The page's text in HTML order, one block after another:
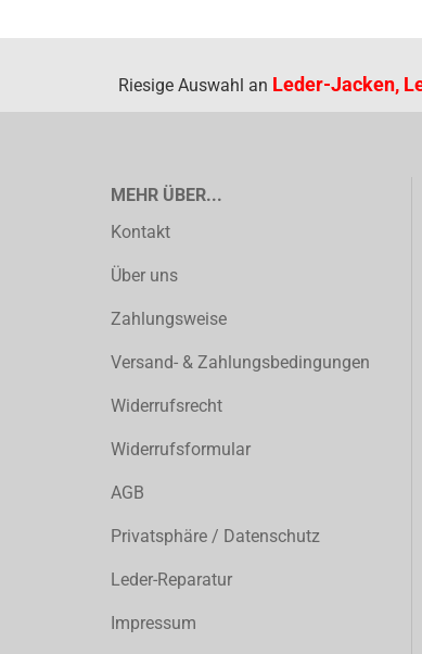
Riesige Auswahl an Leder-Jacken,
MEHR ÜBER...
Kontakt
Über uns
Zahlungsweise
Versand- & Zahlungsbedingungen
Widerrufsrecht
Widerrufsformular
AGB
Privatsphäre / Datenschutz
Leder-Reparatur
Impressum